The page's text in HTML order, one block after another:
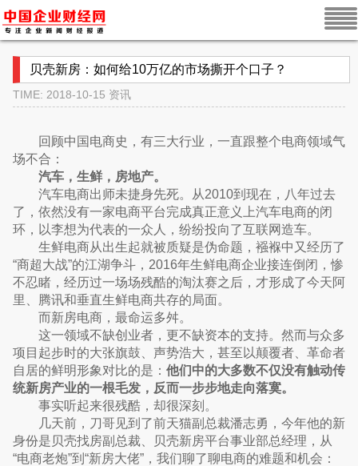
贝壳新房：如何给10万亿的市场撕开个口子？
TIME: 2018-10-15 资讯
回顾中国电商史，有三大行业，一直跟整个电商领域气
场不合：
汽车，生鲜，房地产。
汽车电商出师未捷身先死。从2010到现在，八年过去
了，依然没有一家电商平台完成真正意义上汽车电商的闭
环，以李想为代表的一众人，纷纷投向了互联网造车。
生鲜电商从出生起就被质疑是伪命题，襁褓中又经历了
“商超大战”的江湖争斗，2016年生鲜电商企业接连倒闭，惨
不忍睹，经历过一场场残酷的淘汰赛之后，才形成了今天阿
里、腾讯和垂直生鲜电商共存的局面。
而新房电商，最命运多舛。
这一领域不缺创业者，更不缺资本的支持。然而与众多
项目起步时的大张旗鼓、声势浩大，甚至以颠覆者、革命者
自居的鲜明形象对比的是： 他们中的大多数不仅没有触动传
统新房产业的一根毛发，反而一步步地走向落寞。
事实听起来很残酷，却很深刻。
几天前，刀哥见到了前天猫副总裁潘志勇，今年他的新
身份是贝壳找房副总裁、贝壳新房平台事业部总经理，从
“电商老炮”到“新房大佬”，我们聊了聊电商的难题和机会：